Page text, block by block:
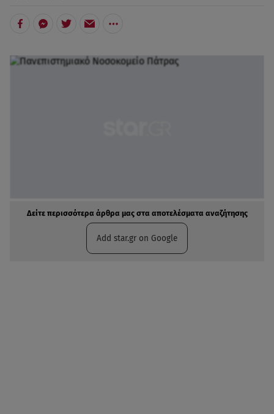
Δείτε περισσότερα άρθρα μας στα αποτελέσματα αναζήτησης
Add star.gr on Google